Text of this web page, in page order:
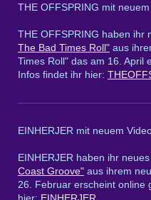
THE OFFSPRING mit
THE OFFSPRING haben ihr
The Bad Times Roll" aus
Times Roll" das am 16. April
Infos findet ihr hier:
EINHERJER mit neuem
EINHERJER haben ihr
Coast Groove" aus ihrem
26. Februar erscheint online